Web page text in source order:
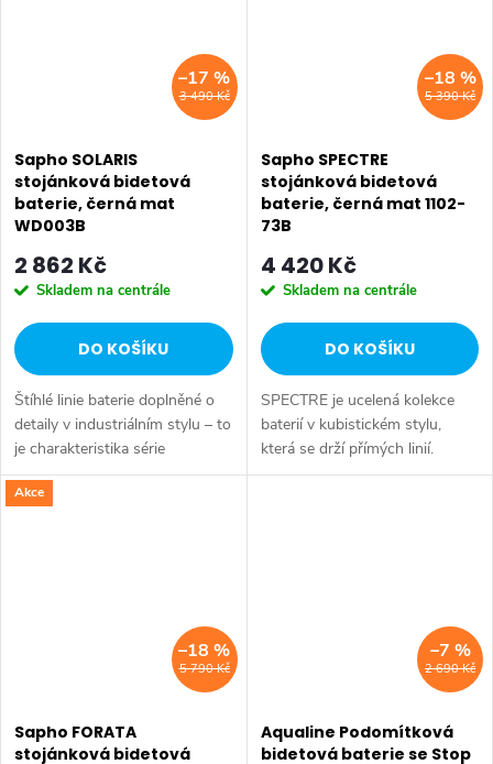
3 490 Kč
–17 %
Sapho SOLARIS
stojánková bidetová
baterie, černá mat
WD003B
2 862 Kč
Skladem na centrále
DO KOŠÍKU
Štíhlé linie baterie doplněné o
detaily v industriálním stylu – to
je charakteristika série
SOLARIS. Vysoce leštěný
chromový povrch a
5 390 Kč
–18 %
Sapho SPECTRE
stojánková bidetová
baterie, černá mat 1102-
73B
4 420 Kč
Skladem na centrále
DO KOŠÍKU
SPECTRE je ucelená kolekce
baterií v kubistickém stylu,
která se drží přímých linií.
Potěší oko bytového architekta
Akce
5 790 Kč
–18 %
Sapho FORATA
stojánková bidetová
2 690 Kč
–7 %
Aqualine Podomítková
bidetová baterie se Stop